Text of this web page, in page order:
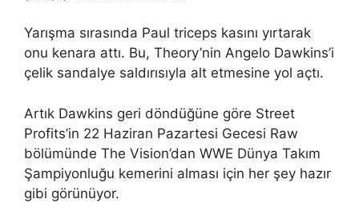
Yarışma sırasında Paul triceps kasını yırtarak
onu kenara attı. Bu, Theory’nin Angelo Dawkins’i
çelik sandalye saldırısıyla alt etmesine yol açtı.
Artık Dawkins geri döndüğüne göre Street
Profits’in 22 Haziran Pazartesi Gecesi Raw
bölümünde The Vision’dan WWE Dünya Takım
Şampiyonluğu kemerini alması için her şey hazır
gibi görünüyor.